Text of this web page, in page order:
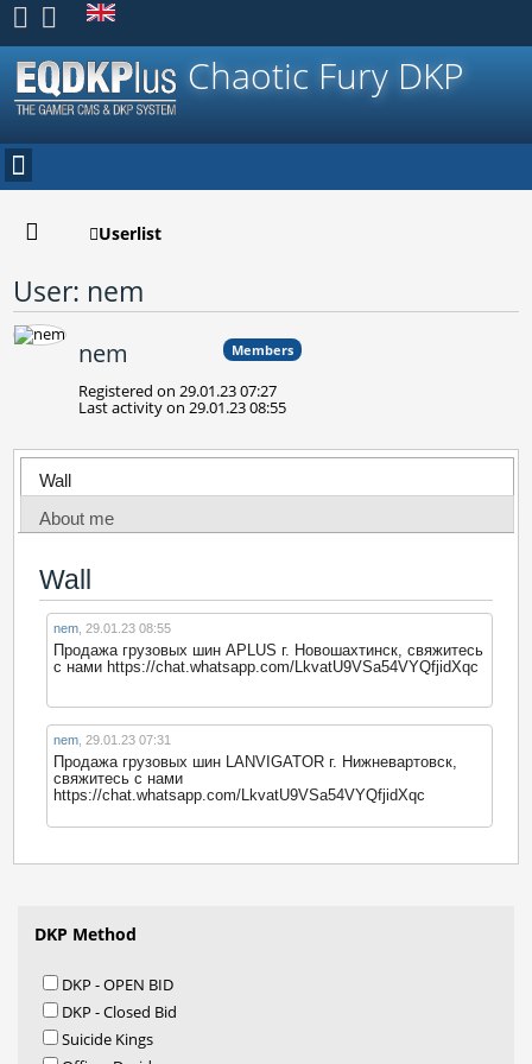
Register
Chaotic Fury DKP
DKP Method
DKP - OPEN BID
DKP - Closed Bid
Suicide Kings
Userlist
User: nem
nem Members
Registered on 29.01.23 07:27
Last activity on 29.01.23 08:55
Wall
About me
Wall
nem, 29.01.23 08:55
Продажа грузовых шин APLUS г. Новошахтинск, свяжитесь
с нами https://chat.whatsapp.com/LkvatU9VSa54VYQfjidXqc
nem, 29.01.23 07:31
Продажа грузовых шин LANVIGATOR г. Нижневартовск,
свяжитесь с нами
https://chat.whatsapp.com/LkvatU9VSa54VYQfjidXqc